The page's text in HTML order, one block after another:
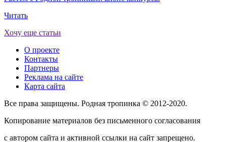
Читать
Хочу еще статьи
О проекте
Контакты
Партнеры
Реклама на сайте
Карта сайта
Все права защищены. Родная тропинка © 2012-2020.
Копирование материалов без письменного согласования
с автором сайта и активной ссылки на сайт запрещено.